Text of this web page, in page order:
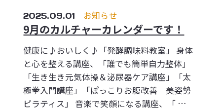
2025.09.01 お知らせ
9月のカルチャーカレンダーです！
健康に♪おいしく♪「発酵調味料教室」 身体
と心を整える講座、「誰でも簡単自力整体」
「生き生き元気体操＆泌尿器ケア講座」「太
極拳入門講座」「ぽっこりお腹改善 美姿勢
ピラティス」 音楽で笑顔になる講座、「 …